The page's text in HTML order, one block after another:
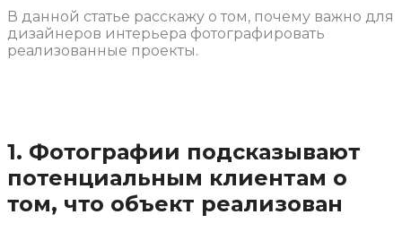
В данной статье расскажу о том, почему важно для
дизайнеров интерьера фотографировать
реализованные проекты.
1. Фотографии подсказывают
потенциальным клиентам о
том, что объект реализован